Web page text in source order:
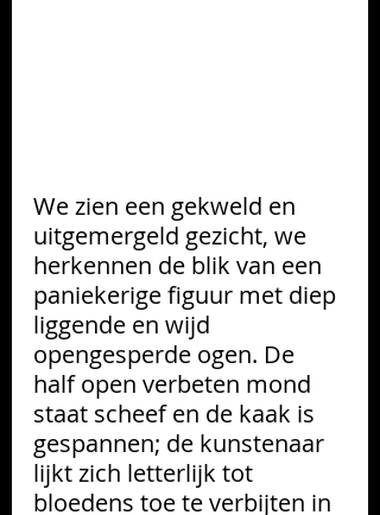
We zien een gekweld en
uitgemergeld gezicht, we
herkennen de blik van een
paniekerige figuur met diep
liggende en wijd
opengesperde ogen. De
half open verbeten mond
staat scheef en de kaak is
gespannen; de kunstenaar
lijkt zich letterlijk tot
bloedens toe te verbijten in